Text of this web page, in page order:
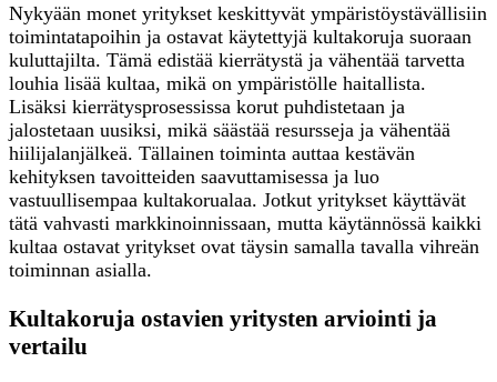
Nykyään monet yritykset keskittyvät ympäristöystävällisiin
toimintatapoihin ja ostavat käytettyjä kultakoruja suoraan
kuluttajilta. Tämä edistää kierrätystä ja vähentää tarvetta
louhia lisää kultaa, mikä on ympäristölle haitallista.
Lisäksi kierrätysprosessissa korut puhdistetaan ja
jalostetaan uusiksi, mikä säästää resursseja ja vähentää
hiilijalanjälkeä. Tällainen toiminta auttaa kestävän
kehityksen tavoitteiden saavuttamisessa ja luo
vastuullisempaa kultakorualaa. Jotkut yritykset käyttävät
tätä vahvasti markkinoinnissaan, mutta käytännössä kaikki
kultaa ostavat yritykset ovat täysin samalla tavalla vihreän
toiminnan asialla.
Kultakoruja ostavien yritysten arviointi ja
vertailu